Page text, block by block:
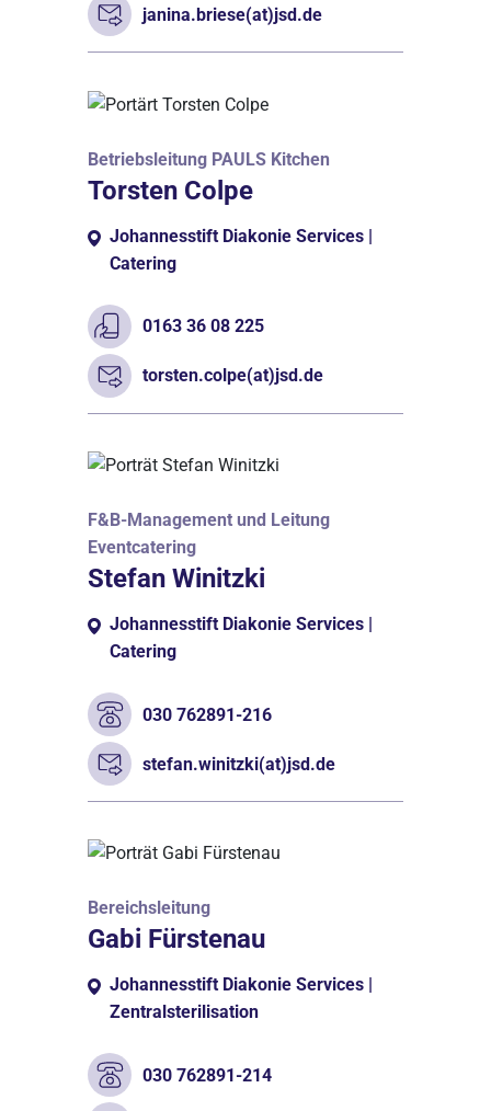
janina.briese(at)jsd.de
Betriebsleitung PAULS Kitchen
Torsten Colpe
Johannesstift Diakonie Services |
Catering
0163 36 08 225
torsten.colpe(at)jsd.de
F&B-Management und Leitung
Eventcatering
Stefan Winitzki
Johannesstift Diakonie Services |
Catering
030 762891-216
stefan.winitzki(at)jsd.de
Bereichsleitung
Gabi Fürstenau
Johannesstift Diakonie Services |
Zentralsterilisation
030 762891-214